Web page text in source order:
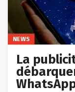
NEWS
La